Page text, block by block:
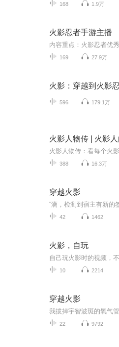
168 1.9万
火影忍者手游主播
169 27.9万
596 179.1万
火影人物传 | 火影
388 16.3万
穿越火影
42 1462
火影，自玩
自己玩火影时的视频，
10 2214
穿越火影
22 9792